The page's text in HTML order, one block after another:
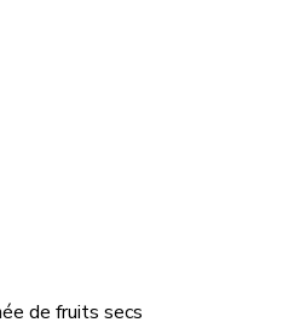
de fruits secs